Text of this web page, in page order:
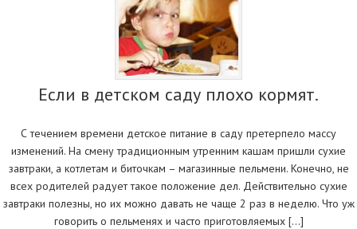
Если в детском саду плохо кормят.
С течением времени детское питание в саду претерпело массу
изменений. На смену традиционным утренним кашам пришли сухие
завтраки, а котлетам и биточкам – магазинные пельмени. Конечно, не
всех родителей радует такое положение дел. Действительно сухие
завтраки полезны, но их можно давать не чаще 2 раз в неделю. Что уж
говорить о пельменях и часто приготовляемых […]